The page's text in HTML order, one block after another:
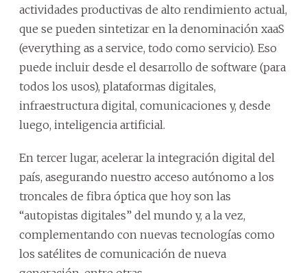
actividades productivas de alto rendimiento actual,
que se pueden sintetizar en la denominación xaaS
(everything as a service, todo como servicio). Eso
puede incluir desde el desarrollo de software (para
todos los usos), plataformas digitales,
infraestructura digital, comunicaciones y, desde
luego, inteligencia artificial.
En tercer lugar, acelerar la integración digital del
país, asegurando nuestro acceso autónomo a los
troncales de fibra óptica que hoy son las
“autopistas digitales” del mundo y, a la vez,
complementando con nuevas tecnologías como
los satélites de comunicación de nueva